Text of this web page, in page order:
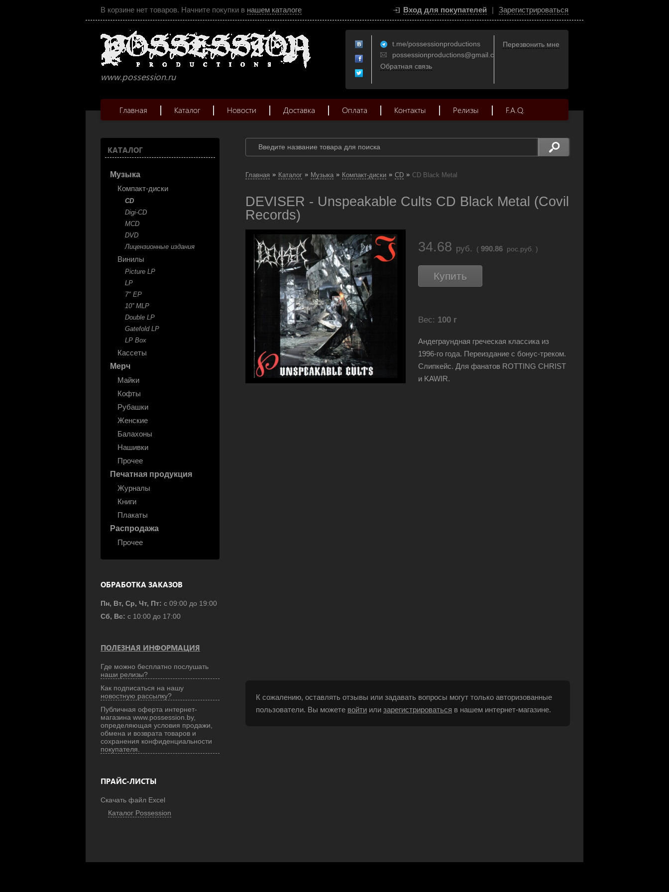
В корзине нет товаров. Начните покупки в нашем каталоге Вход для покупателей | Зарегистрироваться
www.possession.ru
t.me/possessionproductions
possessionproductions@gmail.com
Обратная связь
Перезвонить мне
Главная Каталог Новости Доставка Оплата Контакты Релизы F.A.Q.
КАТАЛОГ
Музыка
Компакт-диски
CD
Digi-CD
MCD
DVD
Лицензионные издания
Винилы
Picture LP
LP
7" EP
10'' MLP
Double LP
Gatefold LP
LP Box
Кассеты
Мерч
Майки
Кофты
Рубашки
Женские
Балахоны
Нашивки
Прочее
Печатная продукция
Журналы
Книги
Плакаты
Распродажа
Прочее
ОБРАБОТКА ЗАКАЗОВ
Пн, Вт, Ср, Чт, Пт: с 09:00 до 19:00
Сб, Вс: с 10:00 до 17:00
ПОЛЕЗНАЯ ИНФОРМАЦИЯ
Где можно бесплатно послушать
наши релизы?
Как подписаться на нашу
новостную рассылку?
Публичная оферта интернет-
магазина www.possession.by,
определяющая условия продажи,
обмена и возврата товаров и
сохранения конфиденциальности
покупателя.
ПРАЙС-ЛИСТЫ
Скачать файл Excel
Каталог Possession
Главная » Каталог » Музыка » Компакт-диски » CD » CD Black Metal
DEVISER - Unspeakable Cults CD Black Metal (Covil
Records)
34.68 руб. ( 990.86 рос.руб. )
Купить
Вес: 100 г
Андеграундная греческая классика из
1996-го года. Переиздание с бонус-треком.
Слипкейс. Для фанатов ROTTING CHRIST
и KAWIR.
К сожалению, оставлять отзывы или задавать вопросы могут только авторизованные
пользователи. Вы можете войти или зарегистрироваться в нашем интернет-магазине.